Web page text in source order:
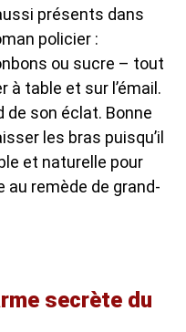
présents dans
policier :
ou sucre – tout
à table et sur l’émail.
de son éclat. Bonne
les bras puisqu’il
et naturelle pour
au remède de grand-
secrète du